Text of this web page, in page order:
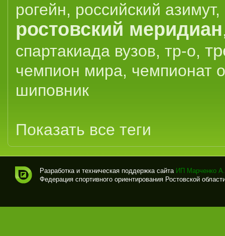
рогейн, российский азимут,
ростовский меридиан
спартакиада вузов, тр-о,
чемпион мира, чемпионат
шиповник
Показать все теги
вно
Разработка и техническая поддержка сайта ИП Марченко
Федерация спортивного ориентирования Ростовской